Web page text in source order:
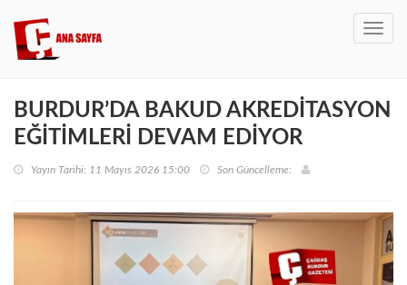
BURDUR’DA BAKUD AKREDİTASYON
EĞİTİMLERİ DEVAM EDİYOR
Yayın Tarihi: 11 Mayıs 2026 15:00 Son Güncelleme: